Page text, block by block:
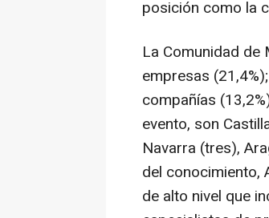
posición como la
La Comunidad
empresas
compañías
evento, son
Navarra (tres),
del conocimiento,
de alto nivel que